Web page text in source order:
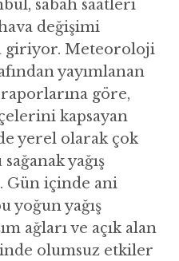
sabah saatleri
değişimi
giriyor. Meteoroloji
yayımlanan
göre,
kapsayan
yerel olarak çok
yağış
Gün içinde ani
yoğun yağış
ağları ve açık alan
olumsuz etkiler